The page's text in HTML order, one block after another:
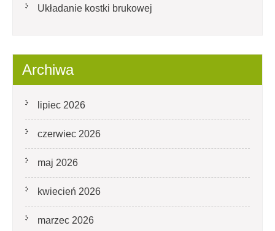
Układanie kostki brukowej
Archiwa
lipiec 2026
czerwiec 2026
maj 2026
kwiecień 2026
marzec 2026